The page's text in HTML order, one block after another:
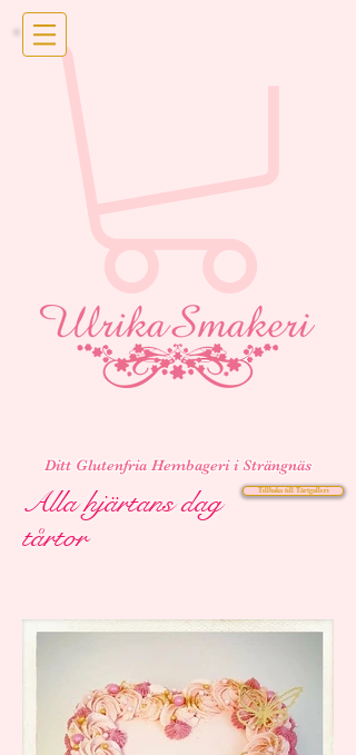
Ditt Glutenfria Hembageri i Strängnäs
Alla hjärtans dag
tårtor
Tillbaka till Tårtgalleri